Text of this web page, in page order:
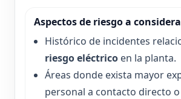
Aspectos de riesgo a
Histórico de incidentes
riesgo eléctricoen la planta.
Áreas donde exista mayor
personal a contacto directo